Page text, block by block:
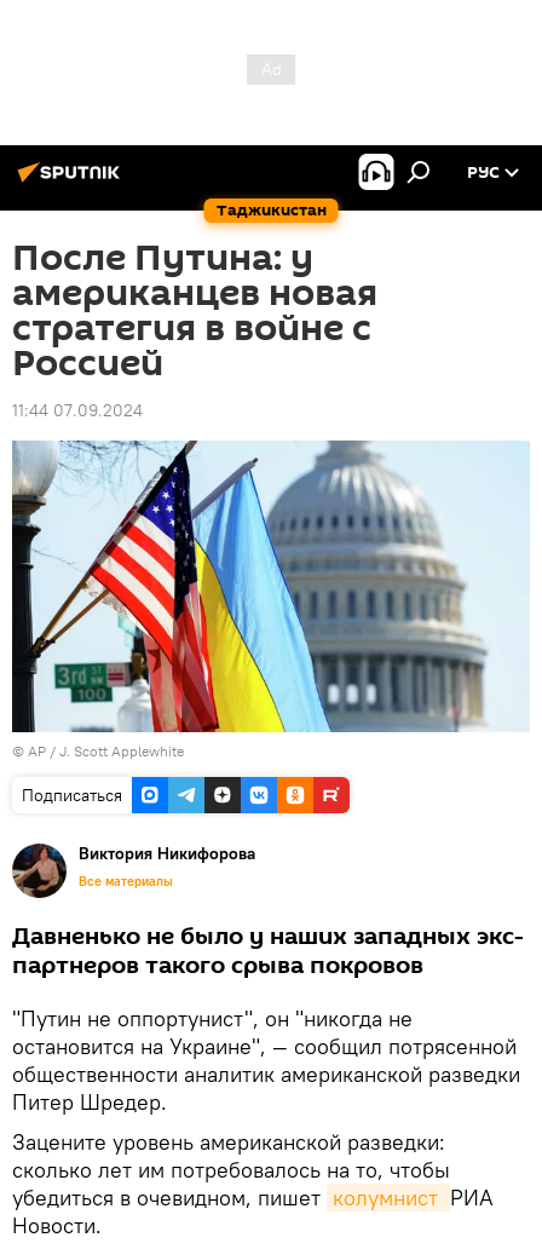
Таджикистан
РУС
После Путина: у
американцев новая
стратегия в войне с
Россией
11:44 07.09.2024
© AP / J. Scott Applewhite
Подписаться
Виктория Никифорова
Все материалы
Давненько не было у наших западных экс-
партнеров такого срыва покровов
"Путин не оппортунист", он "никогда не
остановится на Украине", — сообщил потрясенной
общественности аналитик американской разведки
Питер Шредер.
Зацените уровень американской разведки:
сколько лет им потребовалось на то, чтобы
убедиться в очевидном, пишет колумнист РИА
Новости.